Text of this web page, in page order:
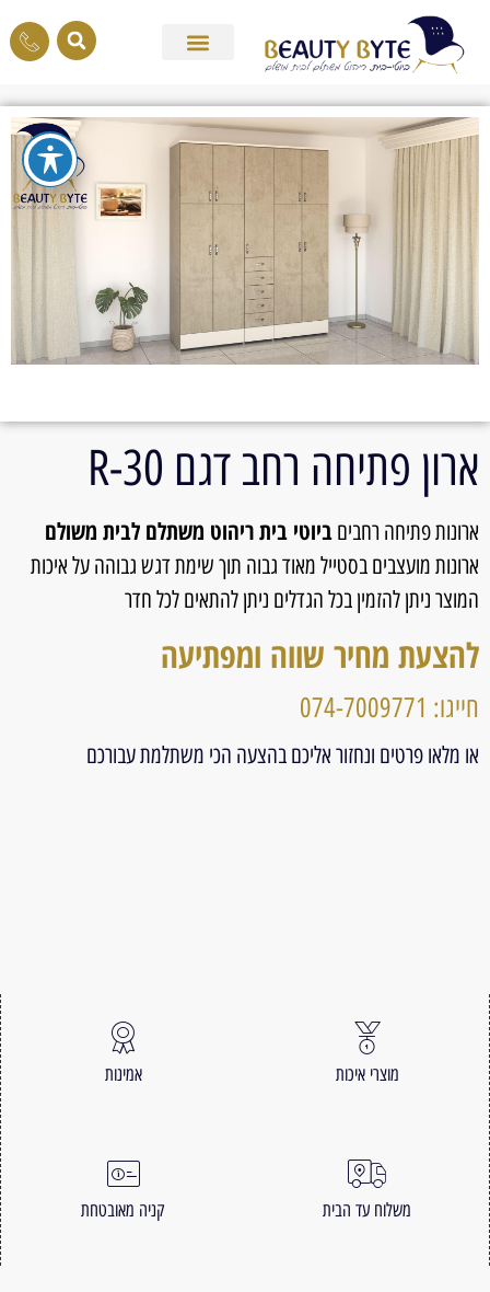
ארון פתיחה רחב דגם 30-R
ארונות פתיחה רחבים ביוטי בית ריהוט משתלם לבית משולם
ארונות מועצבים בסטייל מאוד גבוה תוך שימת דגש גבוהה על איכות
המוצר ניתן להזמין בכל הגדלים ניתן להתאים לכל חדר
להצעת מחיר שווה ומפתיעה
חייגו: 074-7009771
או מלאו פרטים ונחזור אליכם בהצעה הכי משתלמת עבורכם
מוצרי איכות אמינות
משלוח עד הבית קניה מאובטחת